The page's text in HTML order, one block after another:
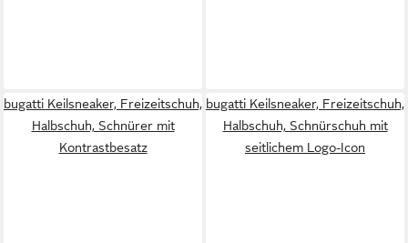
bugatti Keilsneaker, Freizeitschuh,
Halbschuh, Schnürer mit
Kontrastbesatz
bugatti Keilsneaker, Freizeitschuh,
Halbschuh, Schnürschuh mit
seitlichem Logo-Icon